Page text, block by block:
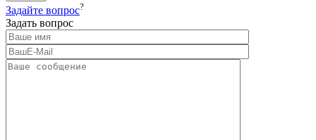
Задайте вопрос?
Задать вопрос